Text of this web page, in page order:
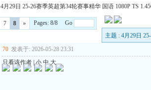
4月29日 25-26赛季英超第34轮赛事精华 国语 1080P TS
7 8 »
Pages: 8/8 Go
主题 : 4月29日
70 发表于: 2026-05-28 23:31
只看该作者|小 中 大